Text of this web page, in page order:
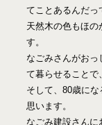
てことあるんだっ
天然木の色もほ
す。
なごみさんがおっ
て暮らせることで
そして、80歳に
思います。
なごみ建設さんに